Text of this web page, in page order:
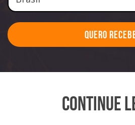
Quero
Continue